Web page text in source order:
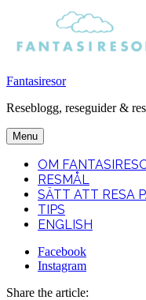
Fantasiresor
Reseblogg, reseguider &
Menu
OM
RESMÅL
SÄTT ATT RESA
TIPS
ENGLISH
Facebook
Instagram
Search
Share the article: